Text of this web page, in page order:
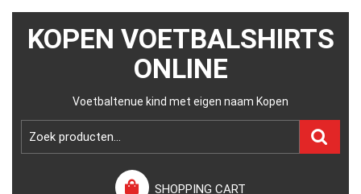
KOPEN VOETBALSHIRTS
ONLINE
Voetbaltenue kind met eigen naam Kopen
SHOPPING CART